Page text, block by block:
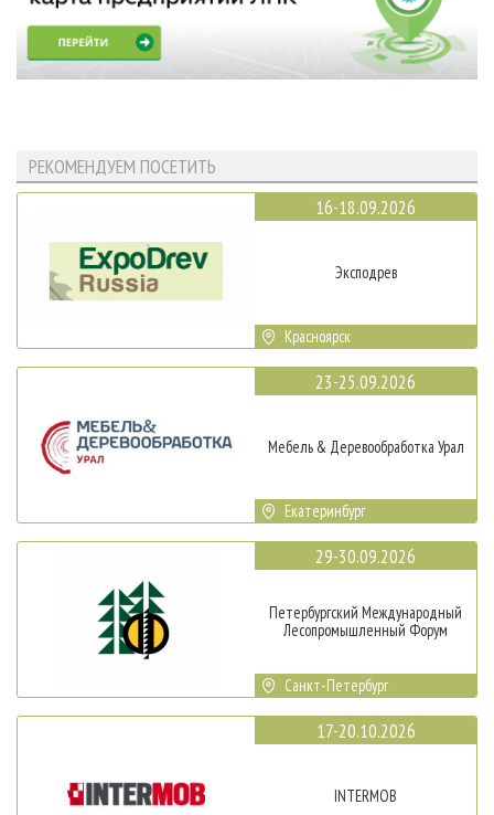
РЕКОМЕНДУЕМ ПОСЕТИТЬ
16-18.09.2026
Эксподрев
Красноярск
23-25.09.2026
Мебель & Деревообработка Урал
Екатеринбург
29-30.09.2026
Петербургский Международный
Лесопромышленный Форум
Санкт-Петербург
17-20.10.2026
INTERMOB